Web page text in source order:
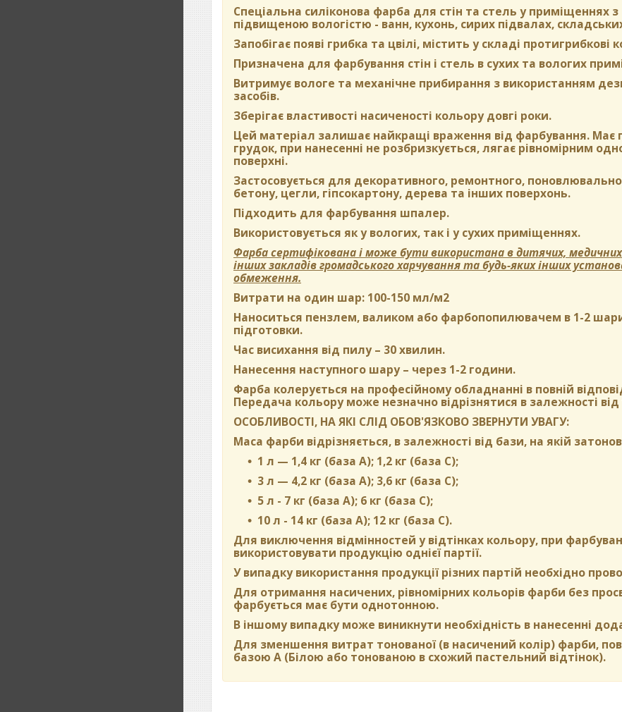
Спеціальна силіконова фарба для стін та стель у приміщеннях з
підвищеною вологістю - ванн, кухонь, сирих підвалах,
Запобігає появі грибка та цвілі, містить у складі протигрибкові
Призначена для фарбування стін і стель в сухих та вологих
Витримує вологе та механічне прибирання з використанням
засобів.
Зберігає властивості насиченості кольору довгі роки.
Цей матеріал залишає найкращі враження від фарбування. Має
грудок, при нанесенні не розбризкується, лягає рівномірним
поверхні.
Застосовується для декоративного, ремонтного,
бетону, цегли, гіпсокартону, дерева та інших поверхонь.
Підходить для фарбування шпалер.
Використовується як у вологих, так і у сухих приміщеннях.
Фарба сертифікована і може бути використана в дитячих,
інших закладів громадського харчування та будь-яких інших
обмеження.
Витрати на один шар: 100-150 мл/м2
Наноситься пензлем, валиком або фарбопопилювачем в 1-2 шари
підготовки.
Час висихання від пилу– 30 хвилин.
Нанесення наступного шару– через 1-2 години.
Фарба колерується на професійному обладнанні в повній
Передача кольору може незначно відрізнятися в залежності
ОСОБЛИВОСТІ, НА ЯКІ СЛІД ОБОВ'ЯЗКОВО ЗВЕРНУТИ УВАГУ:
Маса фарби відрізняється, в залежності від бази, на якій
1 л — 1,4 кг (база А); 1,2 кг (база С);
3 л — 4,2 кг (база А); 3,6 кг (база C);
5 л - 7 кг (база А); 6 кг (база С);
10 л - 14 кг (база А); 12 кг (база С).
Для виключення відмінностей у відтінках кольору, при
використовувати продукцію однієї партії.
У випадку використання продукції різних партій необхідно
Для отримання насичених, рівномірних кольорів фарби без
фарбується має бути однотонною.
В іншому випадку може виникнути необхідність в нанесенні
Для зменшення витрат тонованої (в насичений колір) фарби,
базою А (Білою або тонованою в схожий пастельний відтінок).